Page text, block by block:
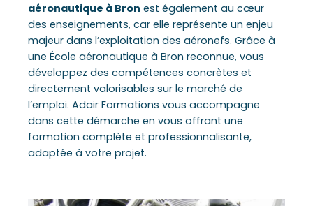
aéronautique à Bron est également au cœur
des enseignements, car elle représente un enjeu
majeur dans l’exploitation des aéronefs. Grâce à
une École aéronautique à Bron reconnue, vous
développez des compétences concrètes et
directement valorisables sur le marché de
l’emploi. Adair Formations vous accompagne
dans cette démarche en vous offrant une
formation complète et professionnalisante,
adaptée à votre projet.